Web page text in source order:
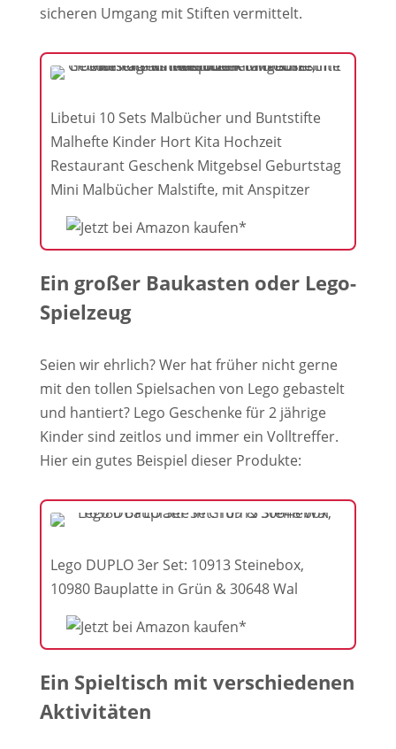
sicheren Umgang mit Stiften vermittelt.
Libetui 10 Sets Malbücher und Buntstifte
Malhefte Kinder Hort Kita Hochzeit
Restaurant Geschenk Mitgebsel Geburtstag
Mini Malbücher Malstifte, mit Anspitzer
Ein großer Baukasten oder Lego-
Spielzeug
Seien wir ehrlich? Wer hat früher nicht gerne
mit den tollen Spielsachen von Lego gebastelt
und hantiert? Lego Geschenke für 2 jährige
Kinder sind zeitlos und immer ein Volltreffer.
Hier ein gutes Beispiel dieser Produkte:
Lego DUPLO 3er Set: 10913 Steinebox,
10980 Bauplatte in Grün & 30648 Wal
Ein Spieltisch mit verschiedenen
Aktivitäten